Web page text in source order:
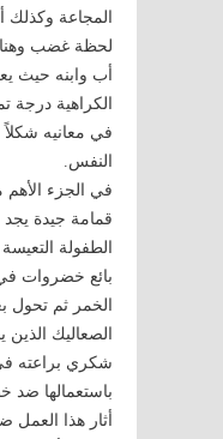
المجاعة
لحظة غضب وهنا
أب وابنه حيث
الكراهية درجة
في معانيه شكلاً
النفس.
في الجزء
قمامة جيدة
الطفولة
بائع خضروات
الخمر ثم
الصعاليك
شكري براعته
باستعمالها ضد
أثار هذا العمل